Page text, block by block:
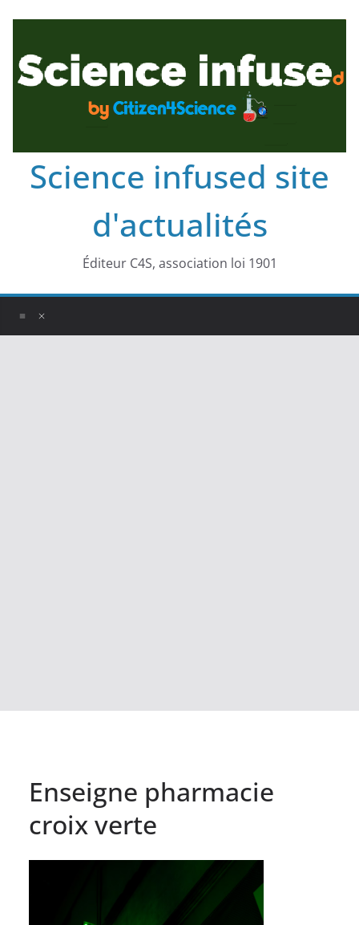
Science infused site
d'actualités
Éditeur C4S, association loi 1901
Enseigne pharmacie
croix verte